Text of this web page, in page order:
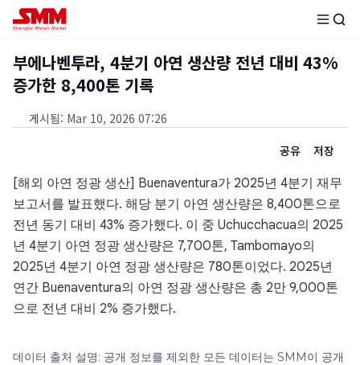
부에나벤투라, 4분기 아연 생산량 전년 대비 43%
증가한 8,400톤 기록
게시됨: Mar 10, 2026 07:26
공유
저장
[해외 아연 정광 생산] Buenaventura가 2025년 4분기 재무
보고서를 발표했다. 해당 분기 아연 생산량은 8,400톤으로
전년 동기 대비 43% 증가했다. 이 중 Uchucchacua의 2025
년 4분기 아연 정광 생산량은 7,700톤, Tambomayo의
2025년 4분기 아연 정광 생산량은 780톤이었다. 2025년
연간 Buenaventura의 아연 정광 생산량은 총 2만 9,000톤
으로 전년 대비 2% 증가했다.
데이터 출처 설명: 공개 정보를 제외한 모든 데이터는 SMM이 공개